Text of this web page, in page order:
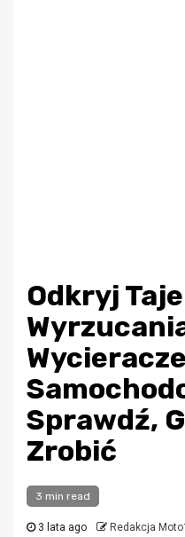
Odkryj
Sprawdź,
Zrobić
3 min read
3 lata ago Redakcja